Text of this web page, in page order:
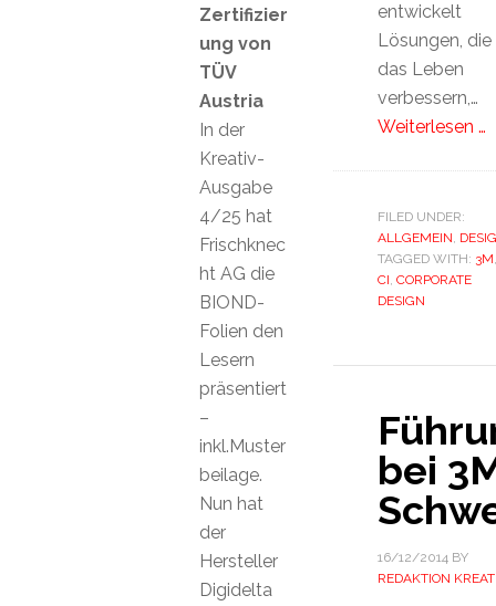
entwickelt
Lösungen, die
das Leben
verbessern,…
Weiterlesen …
FILED UNDER:
ALLGEMEIN,
TAGGED WITH: 3M,
CI, CORPORATE
DESIGN
bei
16/12/2014BY
REDAKTION
Zertifizier
ung von
TÜV
Austria
In der
Kreativ-
Ausgabe
4/25 hat
Frischknec
ht AG die
BIOND-
Folien den
Lesern
präsentiert
–
inkl.Muster
beilage.
Nun hat
der
Hersteller
Digidelta